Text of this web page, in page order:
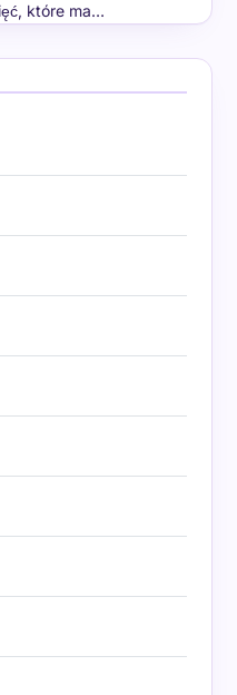
które ma…